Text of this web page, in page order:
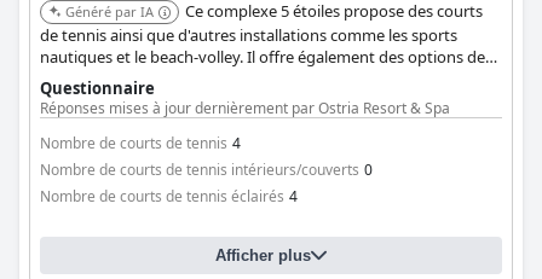
Généré par IA
Ce complexe 5 étoiles propose des courts
de tennis ainsi que d'autres installations comme les sports
nautiques et le beach-volley. Il offre également des options de
restauration, des soins de spa et des divertissements, ce qui en
fait un choix complet pour des vacances axées sur le tennis.
Questionnaire
Réponses mises à jour dernièrement par Ostria Resort & Spa
Nombre de courts de tennis 4
Nombre de courts de tennis intérieurs/couverts 0
Nombre de courts de tennis éclairés 4
Afficher plus